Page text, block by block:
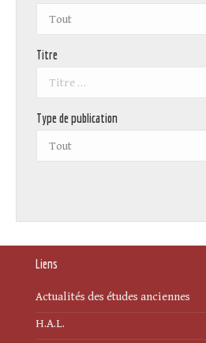
Titre
Type de publication
Liens
Actualités des études anciennes
H.A.L.